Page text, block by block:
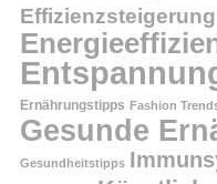
Effizienzsteigerung
Ernährungstipps Fashion
Gesunde
Gesundheitstipps